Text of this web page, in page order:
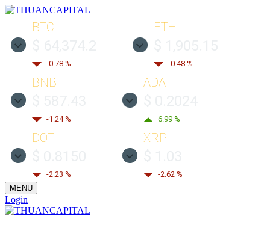
BTC
-0.78 %
ETH
-0.48 %
BNB
-1.24 %
ADA
6.99 %
DOT
-2.23 %
XRP
-2.62 %
MENU
Login